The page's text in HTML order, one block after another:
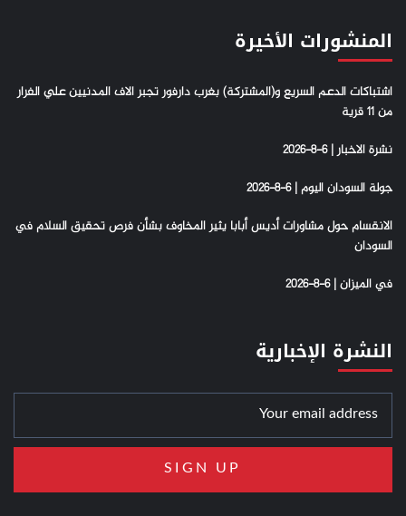
المنشورات الأخيرة
اشتباكات الدعم السريع و(المشتركة) بغرب دارفور تجبر الاف المدنيين علي الفرار
من 11 قرية
نشرة الاخبار | 6-8-2026
جولة السودان اليوم | 6-8-2026
الانقسام حول مشاورات أديس أبابا يثير المخاوف بشأن فرص تحقيق السلام في
السودان
في الميزان | 6-8-2026
النشرة الإخبارية